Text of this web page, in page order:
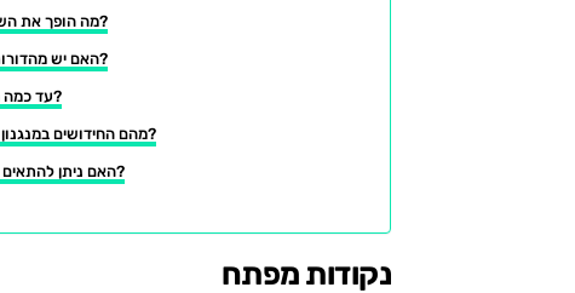
מה הופך את השעון לסמל סטטוס?
האם יש מהדורות מוגבלות לשעון?
עד כמה השעון עמיד במים?
מהם החידושים במנגנון הפנימי של השעון?
האם ניתן להתאים אישית את השעון?
נקודות מפתח